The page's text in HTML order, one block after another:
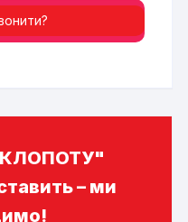
– ми